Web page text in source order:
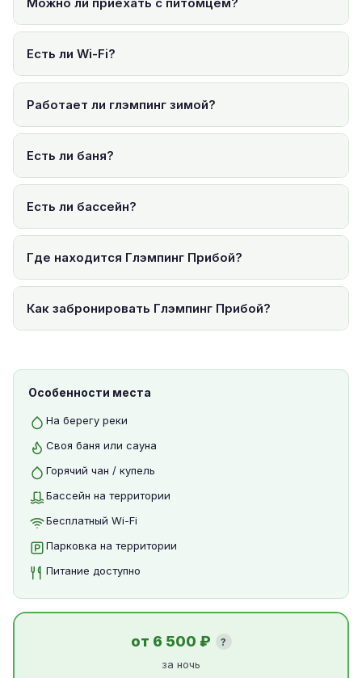
Есть ли Wi-Fi?
Работает ли глэмпинг зимой?
Есть ли баня?
Есть ли бассейн?
Где находится Глэмпинг Прибой?
Как забронировать Глэмпинг Прибой?
Особенности места
На берегу реки
Своя баня или сауна
Горячий чан / купель
Бассейн на территории
Бесплатный Wi-Fi
Парковка на территории
Питание доступно
от 6 500 ₽
?
за ночь